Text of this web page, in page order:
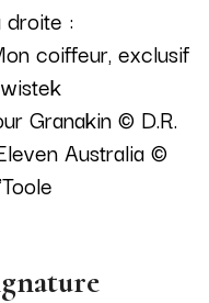
droite :
coiffeur, exclusif
Granakin © D.R.
Australia ©